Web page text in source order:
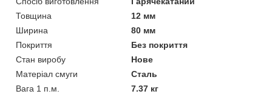
Товщина
12 мм
Ширина
80 мм
Покриття
Без покриття
Стан виробу
Нове
Матеріал смуги
Сталь
Вага 1 п.м.
7.37 кг